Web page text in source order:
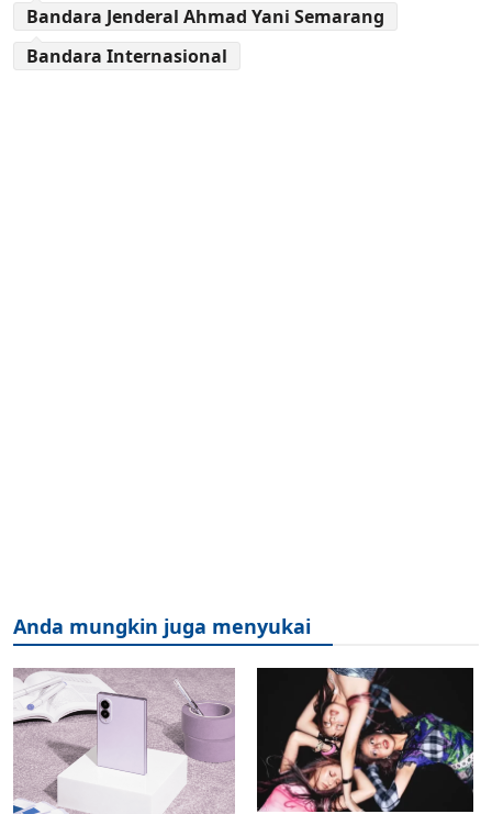
Bandara Jenderal Ahmad Yani Semarang
Bandara Internasional
Anda mungkin juga menyukai